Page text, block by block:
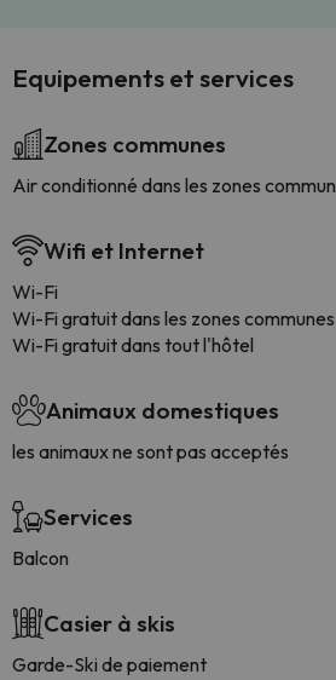
Equipements et services
Zones communes
Air conditionné dans les zones
Wifi et Internet
Wi-Fi
Wi-Fi gratuit dans les zones communes
Wi-Fi gratuit dans tout l'hôtel
Animaux domestiques
les animaux ne sont pas acceptés
Services
Balcon
Casier à skis
Garde-Ski de paiement